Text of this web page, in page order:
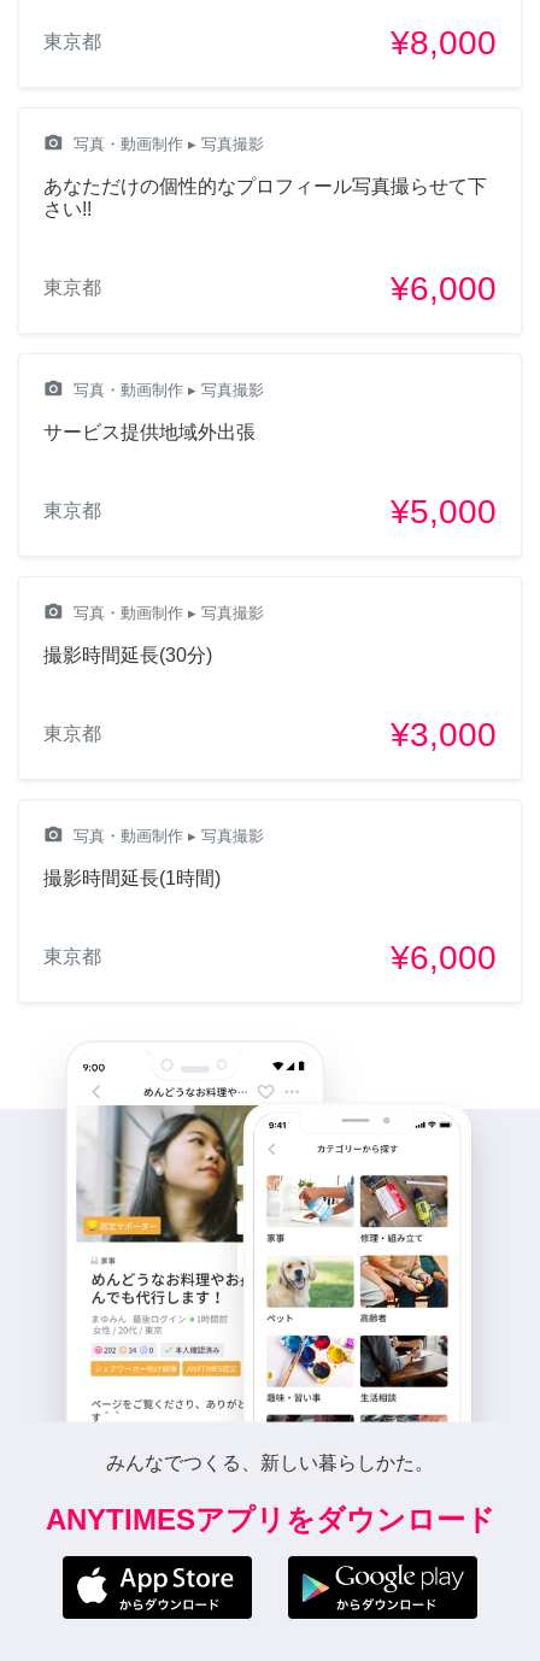
東京都 ¥8,000
camera_alt 写真・動画制作 ▸ 写真撮影
あなただけの個性的なプロフィール写真撮らせて下
さい!!
東京都 ¥6,000
camera_alt 写真・動画制作 ▸ 写真撮影
サービス提供地域外出張
東京都 ¥5,000
camera_alt 写真・動画制作 ▸ 写真撮影
撮影時間延長(30分)
東京都 ¥3,000
camera_alt 写真・動画制作 ▸ 写真撮影
撮影時間延長(1時間)
東京都 ¥6,000
みんなでつくる、新しい暮らしかた。
ANYTIMESアプリをダウンロード